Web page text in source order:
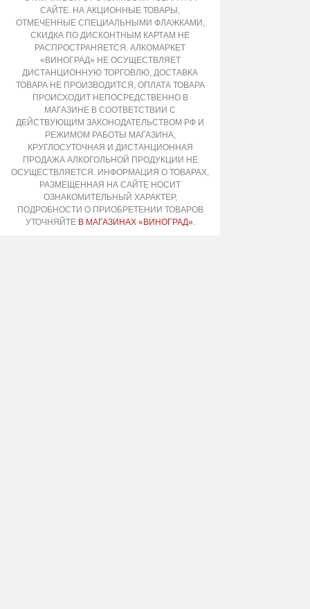
САЙТЕ. НА АКЦИОННЫЕ ТОВАРЫ,
ОТМЕЧЕННЫЕ СПЕЦИАЛЬНЫМИ ФЛАЖКАМИ,
СКИДКА ПО ДИСКОНТНЫМ КАРТАМ НЕ
РАСПРОСТРАНЯЕТСЯ. АЛКОМАРКЕТ
«ВИНОГРАД» НЕ ОСУЩЕСТВЛЯЕТ
ДИСТАНЦИОННУЮ ТОРГОВЛЮ, ДОСТАВКА
ТОВАРА НЕ ПРОИЗВОДИТСЯ, ОПЛАТА ТОВАРА
ПРОИСХОДИТ НЕПОСРЕДСТВЕННО В
МАГАЗИНЕ В СООТВЕТСТВИИ С
ДЕЙСТВУЮЩИМ ЗАКОНОДАТЕЛЬСТВОМ РФ И
РЕЖИМОМ РАБОТЫ МАГАЗИНА,
КРУГЛОСУТОЧНАЯ И ДИСТАНЦИОННАЯ
ПРОДАЖА АЛКОГОЛЬНОЙ ПРОДУКЦИИ НЕ
ОСУЩЕСТВЛЯЕТСЯ. ИНФОРМАЦИЯ О ТОВАРАХ,
РАЗМЕЩЕННАЯ НА САЙТЕ НОСИТ
ОЗНАКОМИТЕЛЬНЫЙ ХАРАКТЕР,
ПОДРОБНОСТИ О ПРИОБРЕТЕНИИ ТОВАРОВ
УТОЧНЯЙТЕ В МАГАЗИНАХ «ВИНОГРАД».